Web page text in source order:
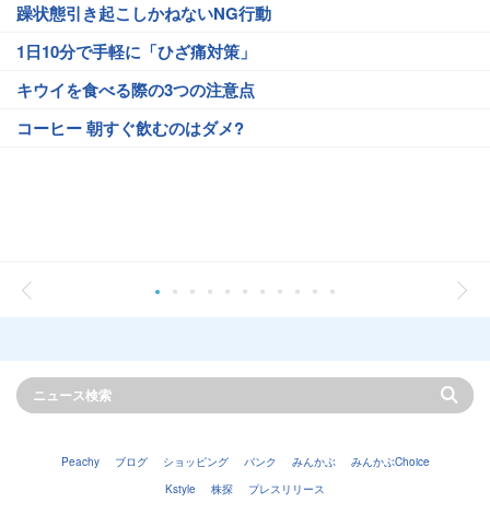
躁状態引き起こしかねないNG行動
1日10分で手軽に「ひざ痛対策」
キウイを食べる際の3つの注意点
コーヒー 朝すぐ飲むのはダメ?
Peachy ブログ ショッピング バンク みんかぶ
みんかぶChoice
Kstyle
株探 プレスリリース